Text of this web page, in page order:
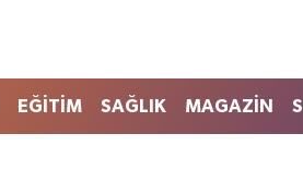
EĞİTİM SAĞLIK MAGAZİN